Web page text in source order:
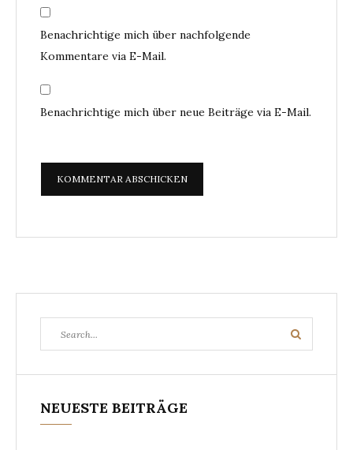
Benachrichtige mich über nachfolgende
Kommentare via E-Mail.
Benachrichtige mich über neue Beiträge via E-Mail.
for:
Search
NEUESTE BEITRÄGE